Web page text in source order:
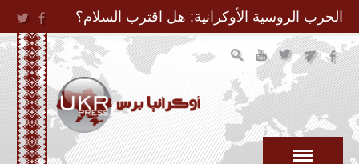
Jump to Navigation
الحرب الروسية الأوكرانية: هل اقترب السلام؟